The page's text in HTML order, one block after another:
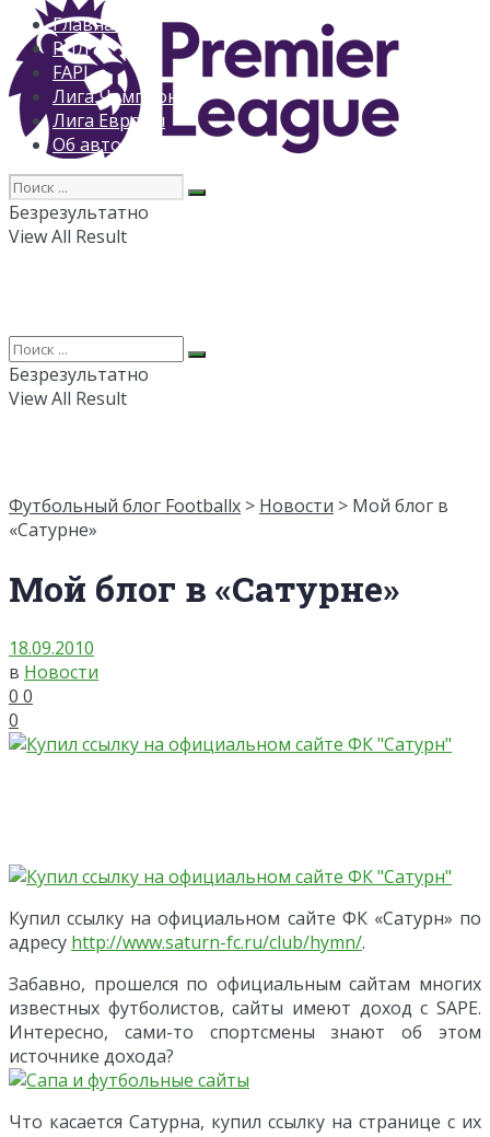
Главная
РПЛ
FAPL
Лига Чемпионов
Лига Европы
Об авторе
Безрезультатно
View All Result
Безрезультатно
View All Result
Футбольный блог Footballx > Новости > Мой блог в
«Сатурне»
Мой блог в «Сатурне»
18.09.2010
в Новости
0 0
0
Купил ссылку на официальном сайте ФК «Сатурн» по
адресу http://www.saturn-fc.ru/club/hymn/.
Забавно, прошелся по официальным сайтам многих
известных футболистов, сайты имеют доход с SAPE.
Интересно, сами-то спортсмены знают об этом
источнике дохода?
Что касается Сатурна, купил ссылку на странице с их